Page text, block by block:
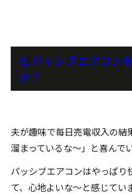
Q.パッシブエアコン
か？
夫が趣味で毎日売電収入の
溜まっているな〜」と喜んで
パッシブエアコンはやっぱり
て、心地よいな〜と感じてい